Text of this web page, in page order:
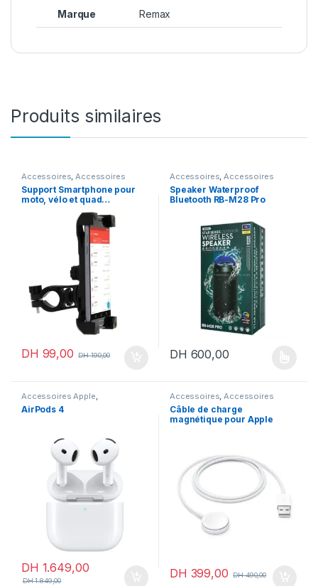
Marque Remax
Produits similaires
Accessoires,Accessoires
moto Les indispensables
& motard
Support Smartphone pour
moto, vélo et quad…
DH 99,00 DH190,00
Accessoires,Accessoires
Apple , Les indispensables
Speaker Waterproof
Bluetooth RB-M28 Pro
DH 600,00
Ce produit a plusieurs
Accessoires Apple
Accessoires Airpods
AirPods 4
DH 1.649,00
DH1.849,00
Accessoires Accessoires
Apple Les indispensables
Câble de charge
magnétique pour Apple
DH 399,00 DH490,00